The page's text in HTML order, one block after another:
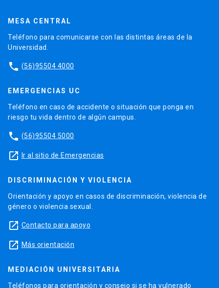
MESA CENTRAL
Teléfono para comunicarse con las distintas áreas de la
Universidad.
phone (56)95504 4000
EMERGENCIAS UC
Teléfono en caso de accidente o situación que ponga en
riesgo tu vida dentro de algún campus.
phone (56)95504 5000
launch Ir al sitio de Emergencias
DISCRIMINACIÓN Y VIOLENCIA
Orientación y apoyo en casos de discriminación, violencia de
género o violencia sexual.
launch Contacto para apoyo
launch Más orientación
MEDIACIÓN UNIVERSITARIA
Teléfonos para orientación y consejo si se ha vulnerado